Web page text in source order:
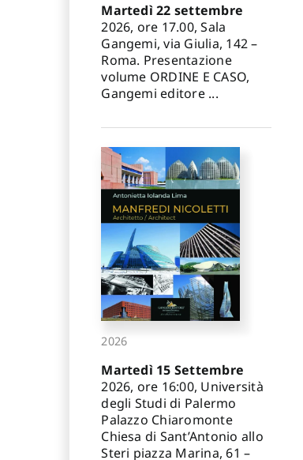
Martedì 22 settembre
2026, ore 17.00, Sala
Gangemi, via Giulia, 142 –
Roma. Presentazione
volume ORDINE E CASO,
Gangemi editore ...
2026
Martedì 15 Settembre
2026, ore 16:00, Università
degli Studi di Palermo
Palazzo Chiaromonte
Chiesa di Sant’Antonio allo
Steri piazza Marina, 61 –